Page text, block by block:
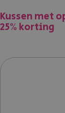
Kussen met
25% korting